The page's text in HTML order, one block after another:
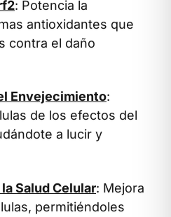
: Potencia la
antioxidantes que
contra el daño
Envejecimiento:
de los efectos del
a lucir y
Salud Celular: Mejora
permitiéndoles